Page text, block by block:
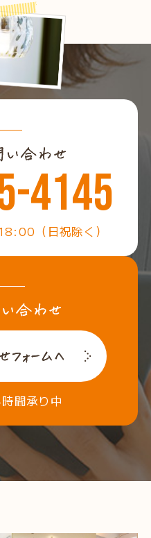
4145
（日祝除く）
間承り中